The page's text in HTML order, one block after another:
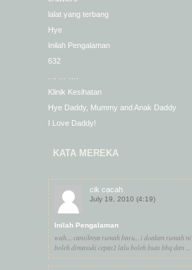
lalat yang terbang
Hye
Inilah Pengalaman
632
Klinik Kesihatan
Hye Daddy, Mummy and Anak Daddy
I Love Daddy!
KATA MEREKA
cik cacah
July 19, 2010 (4:19)
Inilah Pengalaman
wah.... cantiknya rumah baru... i doakan rumah ni
boleh dimasuki cepat2 lalu boleh buat bbq dan ...